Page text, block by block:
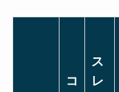
コ
ス
レ